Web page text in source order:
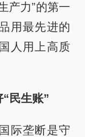
产力”的第一
用最先进的
人用上高质
民生账”
际垄断是守